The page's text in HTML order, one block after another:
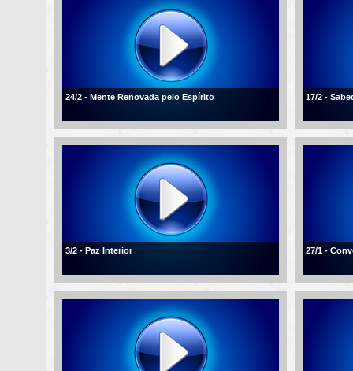
24/2 - Mente Renovada pelo Espírito 17/2 -
3/2 - Paz Interior 27/1 -